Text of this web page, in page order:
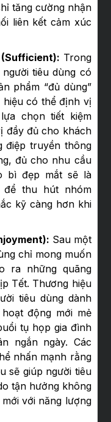
tăng cường nhận
liên kết cảm xúc
(Sufficient): Trong
tiêu dùng có
phẩm “đủ dùng”
hiệu có thể định vị
chọn tiết kiệm
đầy đủ cho khách
điệp truyền thông
đủ cho nhu cầu
bì đẹp mắt sẽ là
để thu hút nhóm
kỹ càng hơn khi
Sau một
chỉ mong muốn
ra những quãng
Tết. Thương hiệu
tiêu dùng dành
động mới mẻ
tụ họp gia đình
ngắn ngày. Các
nhấn mạnh rằng
sẽ giúp người tiêu
tận hưởng không
với năng lượng